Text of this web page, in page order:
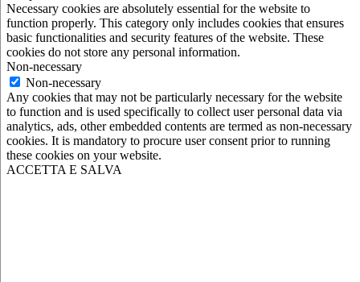
Necessary cookies are absolutely essential for the website to
function properly. This category only includes cookies that ensures
basic functionalities and security features of the website. These
cookies do not store any personal information.
Non-necessary
Non-necessary
Any cookies that may not be particularly necessary for the website
to function and is used specifically to collect user personal data via
analytics, ads, other embedded contents are termed as non-necessary
cookies. It is mandatory to procure user consent prior to running
these cookies on your website.
ACCETTA E SALVA